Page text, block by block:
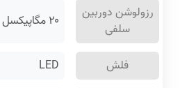
رزولوشن دوربین
سلفی
۲۰ مگاپیکسل
فلش
LED